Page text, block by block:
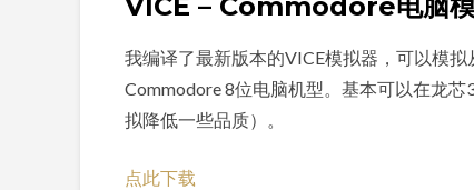
我编译了最新版本的VICE模拟器，可以模
Commodore 8位电脑机型。基本可以在龙
拟降低一些品质）。
点此下载